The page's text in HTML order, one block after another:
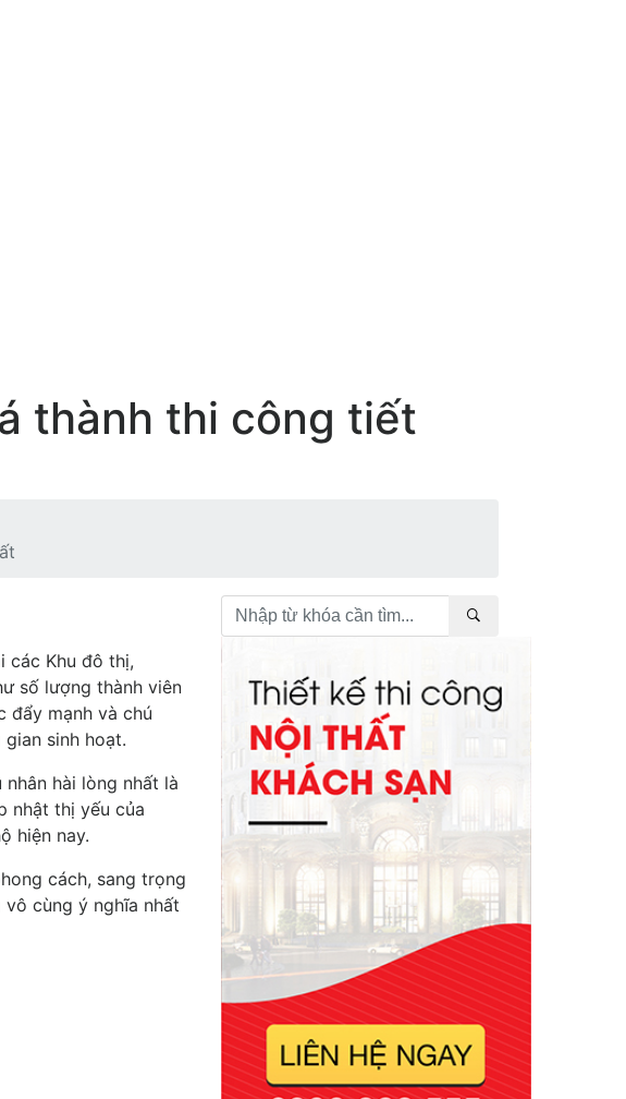
thành thi công tiết
các Khu đô thị,
số lượng thành viên
đẩy mạnh và chú
sinh hoạt.
hài lòng nhất là
nhật thị yếu của
hiện nay.
cách, sang trọng
cùng ý nghĩa nhất